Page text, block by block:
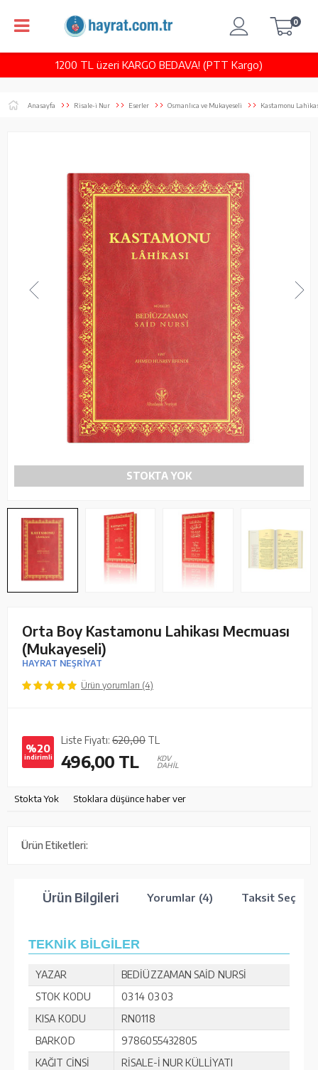
1200 TL üzeri KARGO BEDAVA! (PTT Kargo)
0
Anasayfa Risale-i Nur Eserler Osmanlıca ve Mukayeseli Kastamonu
STOKTA YOK
Orta Boy Kastamonu Lahikası Mecmuası
(Mukayeseli)
HAYRAT NEŞRİYAT
Ürün yorumları (4)
%20
indirimli
Liste Fiyatı: 620,00 TL
496,00 TL
KDV
DAHİL
Stokta Yok Stoklara düşünce haber ver
Ürün Etiketleri:
Ürün Bilgileri Yorumlar (4) Taksit
TEKNİK BİLGİLER
YAZAR
BEDİÜZZAMAN SAİD NURSİ
STOK KODU
03 14 03 03
KISA KODU
RN0118
BARKOD
9786055432805
KAĞIT CİNSİ
RİSALE-İ NUR KÜLLİYATI